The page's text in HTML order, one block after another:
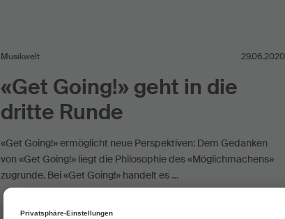
Musikwelt 29.06.2020
«Get Going!» geht in die
dritte Runde
«Get Going!» ermöglicht neue Perspektiven: Dem Gedanken
von «Get Going!» liegt die Philosophie des «Möglichmachens»
zugrunde. Bei «Get Going!» handelt es …